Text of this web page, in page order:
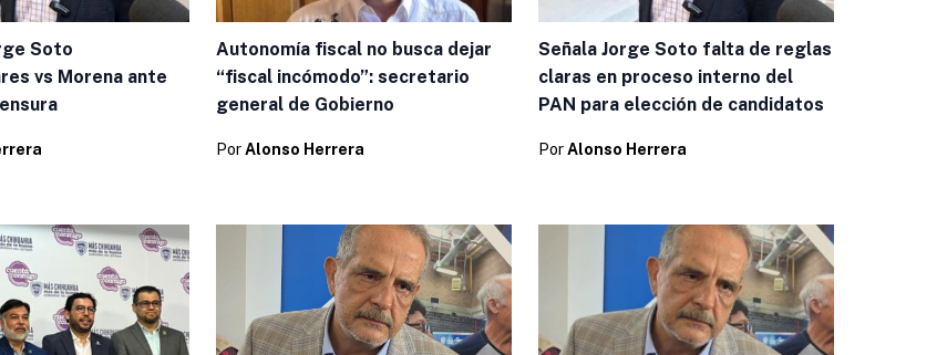
Soto
vs Morena ante
Autonomía fiscal no busca dejar
“fiscal incómodo”: secretario
general de Gobierno
PorAlonso Herrera
Señala Jorge Soto falta de reglas
claras en proceso interno del
PAN para elección de candidatos
PorAlonso Herrera